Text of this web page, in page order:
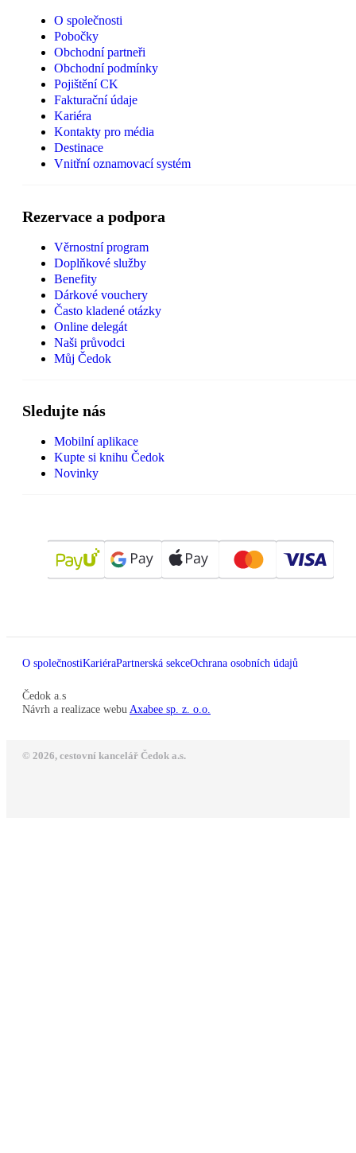
O společnosti
Pobočky
Obchodní partneři
Obchodní podmínky
Pojištění CK
Fakturační údaje
Kariéra
Kontakty pro média
Destinace
Vnitřní oznamovací systém
Rezervace a podpora
Věrnostní program
Doplňkové služby
Benefity
Dárkové vouchery
Často kladené otázky
Online delegát
Naši průvodci
Můj Čedok
Sledujte nás
Mobilní aplikace
Kupte si knihu Čedok
Novinky
O společnostiKariéraPartnerská sekceOchrana osobních údajů
Čedok a.s
Návrh a realizace webu Axabee sp. z. o.o.
© 2026, cestovní kancelář Čedok a.s.